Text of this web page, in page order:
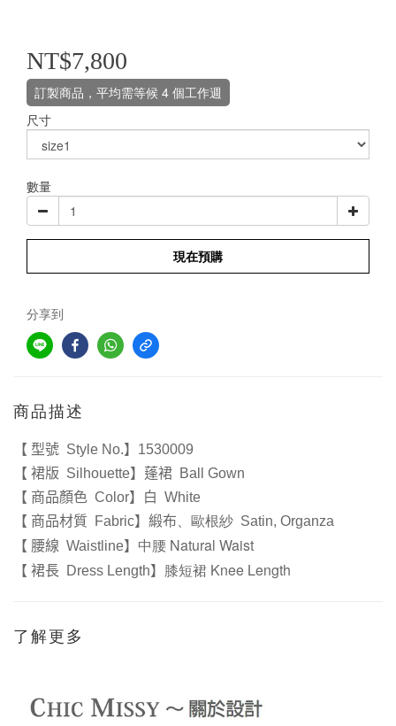
NT$7,800
訂製商品，平均需等候 4 個工作週
尺寸
數量
現在預購
分享到
商品描述
【 型號 Style No.】 1530009
【 裙版 Silhouette】蓬裙 Ball Gown
【 商品顏色 Color】白 White
【 商品材質 Fabric】緞布 、歐根紗 Satin, Organza
【 腰線 Waistline】 中腰 Natural Waist
【 裙長 Dress Length】 膝短裙 Knee Length
了解更多